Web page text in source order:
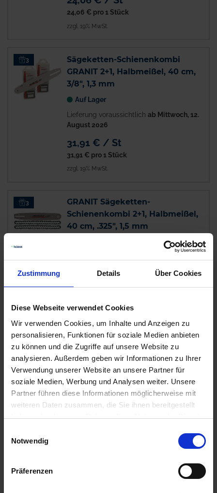
Zustimmung Details Über Cookies
Diese Webseite verwendet Cookies
Wir verwenden Cookies, um Inhalte und Anzeigen zu
personalisieren, Funktionen für soziale Medien anbieten
zu können und die Zugriffe auf unsere Website zu
analysieren. Außerdem geben wir Informationen zu Ihrer
Verwendung unserer Website an unsere Partner für
soziale Medien, Werbung und Analysen weiter. Unsere
Partner führen diese Informationen möglicherweise mit
weiteren Daten zusammen, die Sie ihnen bereitgestellt
haben oder die sie im Rahmen Ihrer Nutzung der Dienste
Notwendig
Präferenzen
24,06 € pro 1 Stück
zzgl. 19% MwSt.
3
Sägeketten-Schienenkombi
GRANIT 2+1, Halbmeißel, 40 cm,
3/8", 1,3 mm
Auf Lager
Lieferung voraussichtlich ab Mittwoch, 12.
August 2026
31,91 € / St
31,91 € pro 1 Stück
zzgl. 19% MwSt.
3
GRANIT Sägeketten-
Schienenkombi 2+1, Halbmeißel,
40 cm, .325", 1,5 mm
39,85 € / St
zzgl. 19% MwSt.
3
Sägeketten-Schienenkombi
GRANIT 2+1, Halbmeißel, 35 cm,
3/8", 1,3 mm
Auf Lager
Lieferung voraussichtlich
August 2026